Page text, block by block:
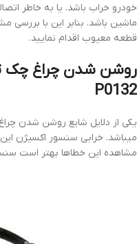
خودرو خراب باشد. یا به خاطر
ماشین باشد. بنابر این با
قطعه معیوب اقدام نمایید.
P0132
مشاهده این خطاها بهتر است